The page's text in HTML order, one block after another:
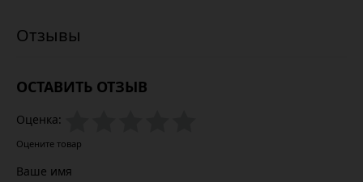
ОСТАВИТЬ ОТЗЫВ
Оценка:
Оцените товар
Ваше имя